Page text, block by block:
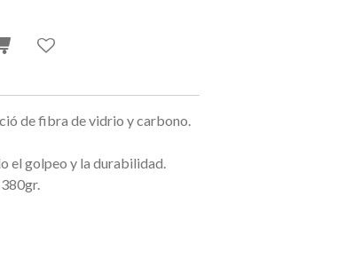
de fibra de vidrio y carbono.
el golpeo y la durabilidad.